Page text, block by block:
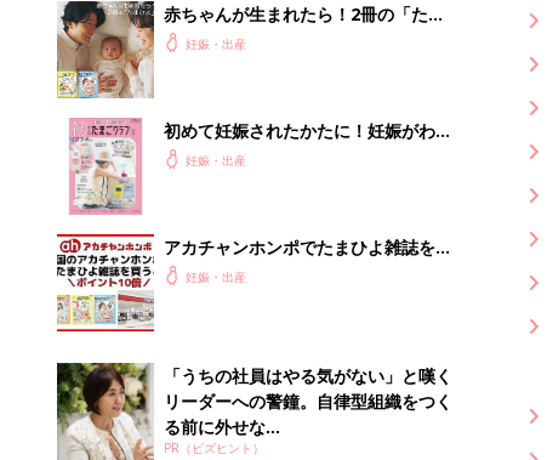
赤ちゃんが生まれたら！2冊の「たま
ひよ」
妊娠・出産
初めて妊娠されたかたに！妊娠がわか
ったら最初に読む本『初めてのたまご
妊娠・出産
アカチャンホンポでたまひよ雑誌を買
うとポイント10倍【期間限定】
妊娠・出産
「うちの社員はやる気がない」と嘆く
リーダーへの警鐘。自律型組織をつく
る前に外せな...
PR（ビズヒント）